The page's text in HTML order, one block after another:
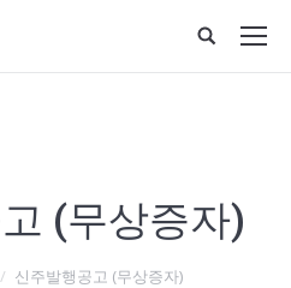
(무상증자)
신주발행공고 (무상증자)